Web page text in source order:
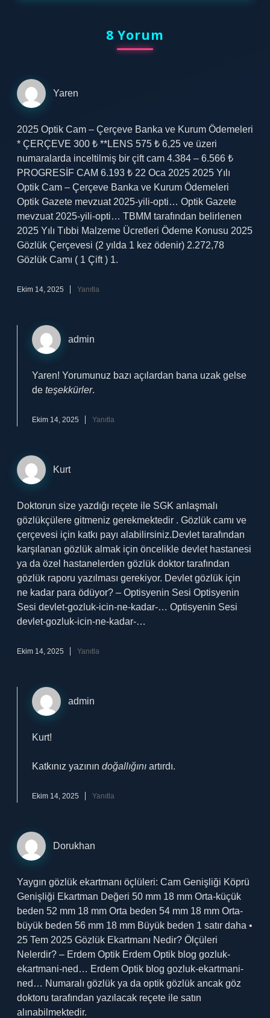
8 Yorum
Yaren
2025 Optik Cam – Çerçeve Banka ve Kurum Ödemeleri
* ÇERÇEVE 300 ₺ **LENS 575 ₺ 6,25 ve üzeri
numaralarda inceltilmiş bir çift cam 4.384 – 6.566 ₺
PROGRESİF CAM 6.193 ₺ 22 Oca 2025 2025 Yılı
Optik Cam – Çerçeve Banka ve Kurum Ödemeleri
Optik Gazete mevzuat 2025-yili-opti… Optik Gazete
mevzuat 2025-yili-opti… TBMM tarafından belirlenen
2025 Yılı Tıbbi Malzeme Ücretleri Ödeme Konusu 2025
Gözlük Çerçevesi (2 yılda 1 kez ödenir) 2.272,78
Gözlük Camı ( 1 Çift ) 1.
Ekim 14, 2025 Yanıtla
admin
Yaren! Yorumunuz bazı açılardan bana uzak gelse
de teşekkürler.
Ekim 14, 2025 Yanıtla
Kurt
Doktorun size yazdığı reçete ile SGK anlaşmalı
gözlükçülere gitmeniz gerekmektedir . Gözlük camı ve
çerçevesi için katkı payı alabilirsiniz.Devlet tarafından
karşılanan gözlük almak için öncelikle devlet hastanesi
ya da özel hastanelerden gözlük doktor tarafından
gözlük raporu yazılması gerekiyor. Devlet gözlük için
ne kadar para ödüyor? – Optisyenin Sesi Optisyenin
Sesi devlet-gozluk-icin-ne-kadar-… Optisyenin Sesi
devlet-gozluk-icin-ne-kadar-…
Ekim 14, 2025 Yanıtla
admin
Kurt!
Katkınız yazının doğallığını artırdı.
Ekim 14, 2025 Yanıtla
Dorukhan
Yaygın gözlük ekartmanı öçlüleri: Cam Genişliği Köprü
Genişliği Ekartman Değeri 50 mm 18 mm Orta-küçük
beden 52 mm 18 mm Orta beden 54 mm 18 mm Orta-
büyük beden 56 mm 18 mm Büyük beden 1 satır daha •
25 Tem 2025 Gözlük Ekartmanı Nedir? Ölçüleri
Nelerdir? – Erdem Optik Erdem Optik blog gozluk-
ekartmani-ned… Erdem Optik blog gozluk-ekartmani-
ned… Numaralı gözlük ya da optik gözlük ancak göz
doktoru tarafından yazılacak reçete ile satın
alınabilmektedir.